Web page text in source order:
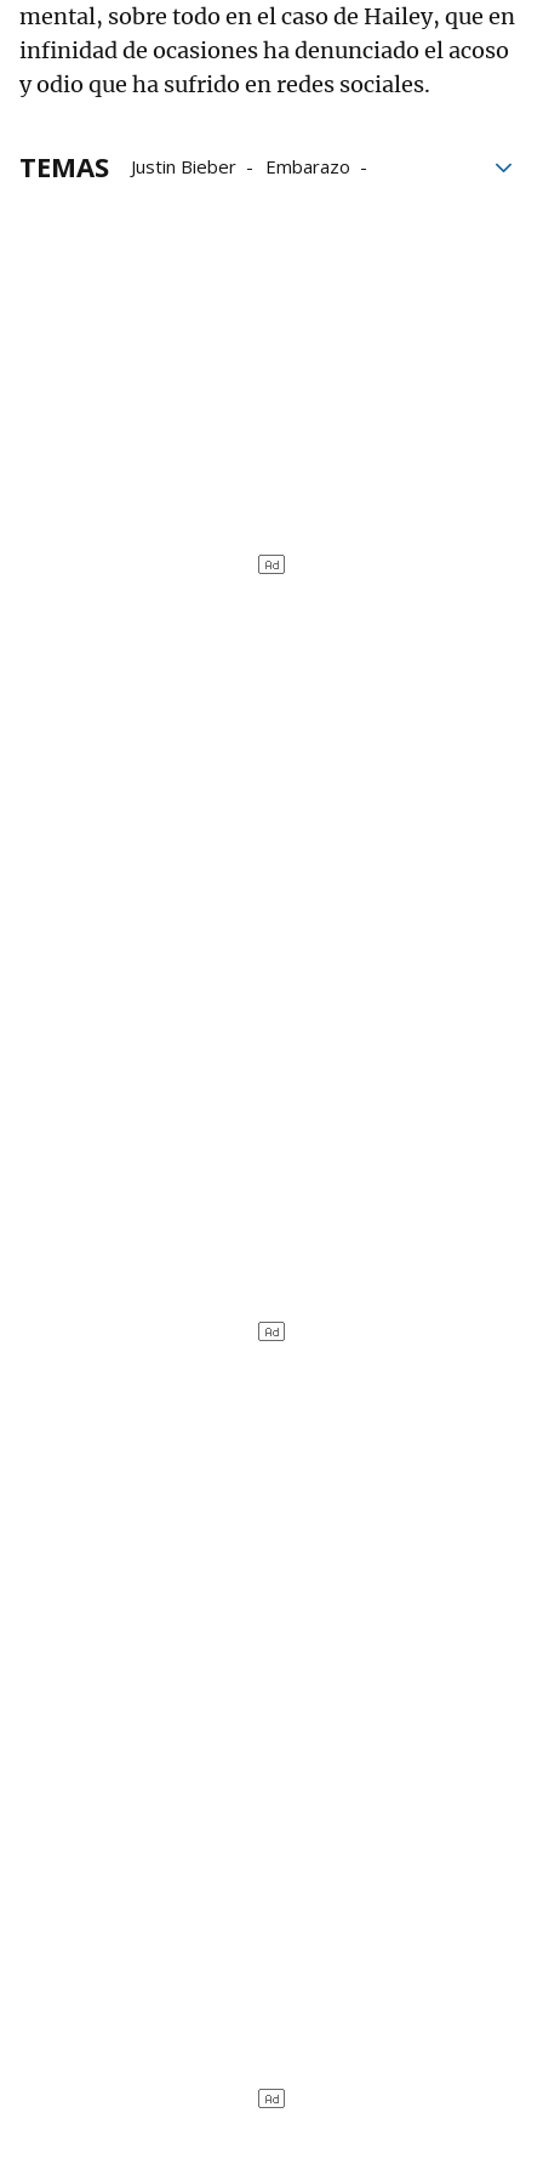
mental, sobre todo en el caso de Hailey, que en
infinidad de ocasiones ha denunciado el acoso
y odio que ha sufrido en redes sociales.
TEMAS Justin Bieber
Embarazo